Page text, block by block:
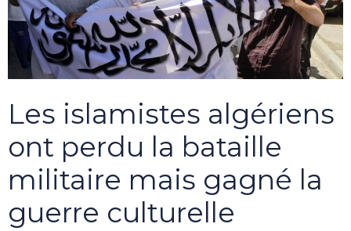
Les islamistes algériens
ont perdu la bataille
militaire mais gagné la
guerre culturelle